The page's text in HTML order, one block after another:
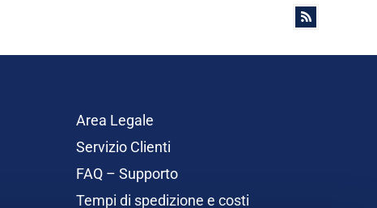
Area Legale
Servizio Clienti
FAQ – Supporto
Tempi di spedizione e costi